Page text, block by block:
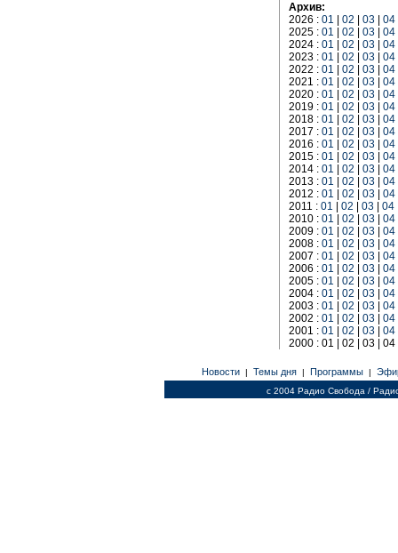
Архив:
2026 : 01 02 03 04
2025 : 01 02 03 04
2024 : 01 02 03 04
2023 : 01 02 03 04
2022 : 01 02 03 04
2021 : 01 02 03 04
2020 : 01 02 03 04
2019 : 01 02 03 04
2018 : 01 02 03 04
2017 : 01 02 03 04
2016 : 01 02 03 04
2015 : 01 02 03 04
2014 : 01 02 03 04
2013 : 01 02 03 04
2012 : 01 02 03 04
2011 : 01 02 03 04
2010 : 01 02 03 04
2009 : 01 02 03 04
2008 : 01 02 03 04
2007 : 01 02 03 04
2006 : 01 02 03 04
2005 : 01 02 03 04
2004 : 01 02 03 04
2003 : 01 02 03 04
2002 : 01 02 03 04
2001 : 01 02 03 04
2000 : 01 | 02 | 03 |
Новости | Темы дня | Программы |
c 2004 Радио Свобода /